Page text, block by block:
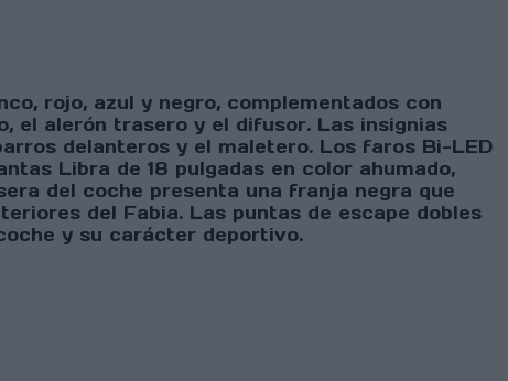
rojo, azul y negro, complementados con
el alerón trasero y el difusor. Las insignias
delanteros y el maletero. Los faros Bi-LED
Libra de 18 pulgadas en color ahumado,
del coche presenta una franja negra que
del Fabia. Las puntas de escape dobles
y su carácter deportivo.